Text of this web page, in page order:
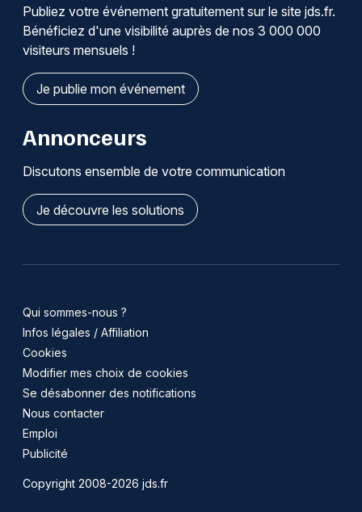
Publiez votre événement gratuitement sur le site jds.fr.
Bénéficiez d'une visibilité auprès de nos 3 000 000
visiteurs mensuels !
Je publie mon événement
Annonceurs
Discutons ensemble de votre communication
Je découvre les solutions
Qui sommes-nous ?
Infos légales / Affiliation
Cookies
Modifier mes choix de cookies
Se désabonner des notifications
Nous contacter
Emploi
Publicité
Copyright 2008-2026 jds.fr